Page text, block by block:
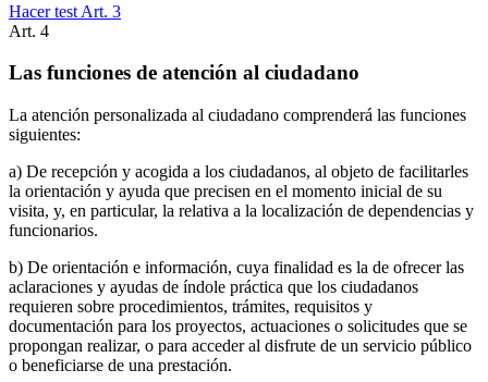
Hacer test Art. 3
Art. 4
Las funciones de atención al ciudadano
La atención personalizada al ciudadano comprenderá las funciones
siguientes:
a) De recepción y acogida a los ciudadanos, al objeto de facilitarles
la orientación y ayuda que precisen en el momento inicial de su
visita, y, en particular, la relativa a la localización de dependencias y
funcionarios.
b) De orientación e información, cuya finalidad es la de ofrecer las
aclaraciones y ayudas de índole práctica que los ciudadanos
requieren sobre procedimientos, trámites, requisitos y
documentación para los proyectos, actuaciones o solicitudes que se
propongan realizar, o para acceder al disfrute de un servicio público
o beneficiarse de una prestación.